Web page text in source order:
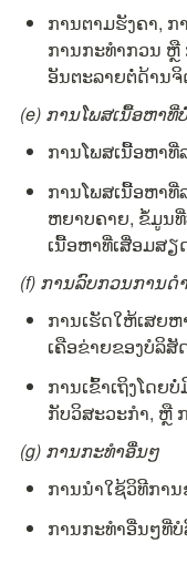
ການຕາມຮັງຄາ,
ການກະທຳກວນ ຫຼື
ອັນຕະລາຍຕໍ່ດ້ານ
(e) ການໂພສເນື້ອຫາ
ການໂພສເນື້ອຫາ
ການໂພສເນື້ອຫາທີ່
ຫຍາບຄາຍ, ຂໍ້ມູນ
ເນື້ອຫາທີ່ເສື່ອມສຽ
(f) ການລົບກວນການດ
ການເຮັດໃຫ້ເສຍ
ເຄືອຂ່າຍຂອງບໍລິສັ
ການເຂົ້າເຖິງໂດຍ
ກັບວິສະວະກຳ, ຫຼື
(g) ການກະທຳອື່ນໆ
ການນຳໃຊ້ວິທີກາ
ການກະທຳອື່ນໆທີ່